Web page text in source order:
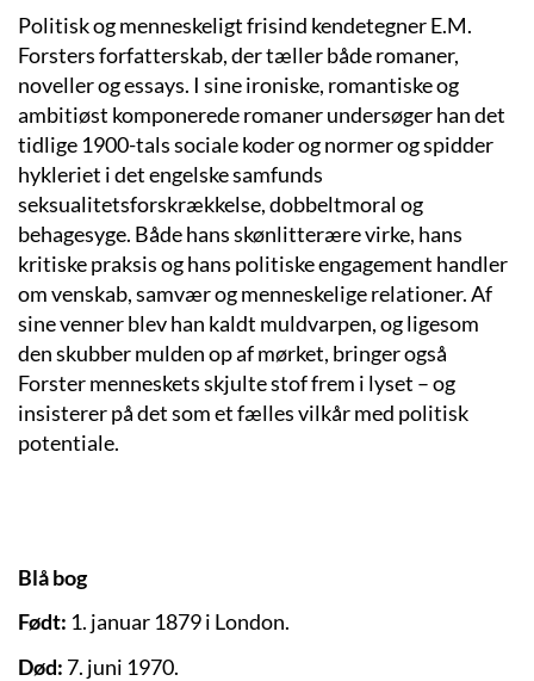
Politisk og menneskeligt frisind kendetegner E.M.
Forsters forfatterskab, der tæller både romaner,
noveller og essays. I sine ironiske, romantiske og
ambitiøst komponerede romaner undersøger han det
tidlige 1900-tals sociale koder og normer og spidder
hykleriet i det engelske samfunds
seksualitetsforskrækkelse, dobbeltmoral og
behagesyge. Både hans skønlitterære virke, hans
kritiske praksis og hans politiske engagement handler
om venskab, samvær og menneskelige relationer. Af
sine venner blev han kaldt muldvarpen, og ligesom
den skubber mulden op af mørket, bringer også
Forster menneskets skjulte stof frem i lyset – og
insisterer på det som et fælles vilkår med politisk
potentiale.
Blå bog
Født: 1. januar 1879 i London.
Død: 7. juni 1970.